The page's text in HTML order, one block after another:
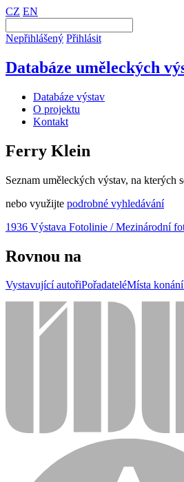
CZ EN
Nepřihlášený Přihlásit
Databáze uměleckých
Databáze výstav
O projektu
Kontakt
Ferry Klein
Seznam uměleckých výstav, na kterých
nebo využijte podrobné vyhledávání
1936 Výstava Fotolinie / Mezinárodní
Rovnou na
Vystavující autořiPořadateléMísta konání